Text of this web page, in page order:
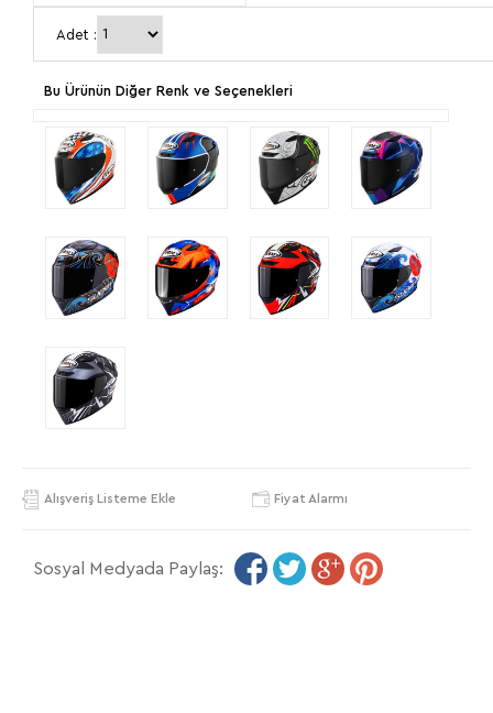
Adet :
Bu Ürünün Diğer Renk ve Seçenekleri
Alışveriş Listeme Ekle Fiyat Alarmı
Sosyal Medyada Paylaş: